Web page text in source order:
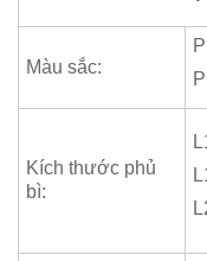
Màu sắc:
Kích thước phủ
bì: